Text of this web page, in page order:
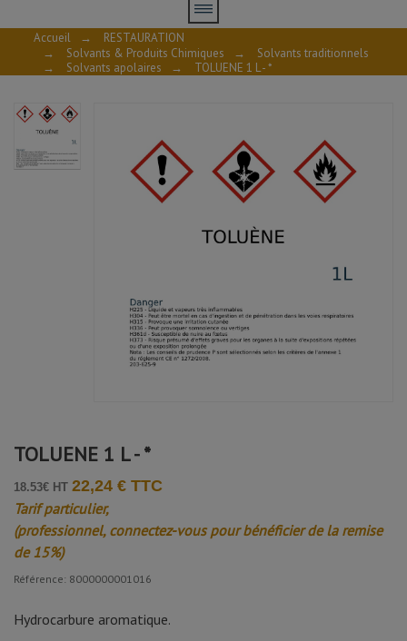
Accueil →
RESTAURATION
→
Solvants & Produits Chimiques →
Solvants traditionnels
→
Solvants apolaires → TOLUENE 1 L - *
TOLUENE 1 L - *
18.53€ HT 22,24 € TTC
Tarif particulier,
(professionnel, connectez-vous pour bénéficier de la remise
de 15%)
Référence: 8000000001016
Hydrocarbure aromatique.
AVIS À PROPOS DU PRODUIT
10/10
Publié le 02/02/2026 à 18:44(Date de commande : 22/01/2026)
Publié le 05/12/2025 à 18:39
nickel